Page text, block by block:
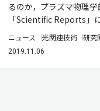
るのか，プラズマ物理
「Scientific Reports」
ニュース 光関連技術 研究
2019.11.06